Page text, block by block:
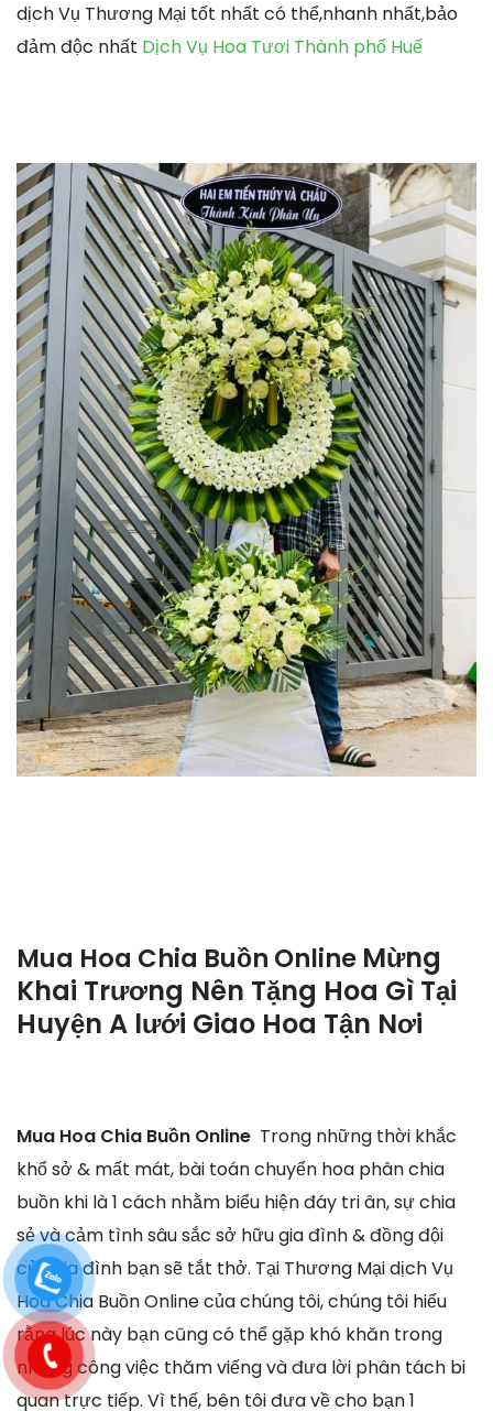
dịch Vụ Thương Mại tốt nhất có thể,nhanh nhất,bảo
đảm độc nhất Dịch Vụ Hoa Tươi Thành phố Huế
Mua Hoa Chia Buồn Online Mừng
Khai Trương Nên Tặng Hoa Gì Tại
Huyện A lưới Giao Hoa Tận Nơi
Mua Hoa Chia Buồn Online Trong những thời khắc
khổ sở & mất mát, bài toán chuyển hoa phân chia
buồn khi là 1 cách nhằm biểu hiện đáy tri ân, sự chia
sẻ và cảm tình sâu sắc sở hữu gia đình & đồng đội
của gia đình bạn sẽ tắt thở. Tại Thương Mại dịch Vụ
Hoa Chia Buồn Online của chúng tôi, chúng tôi hiểu
rằng lúc này bạn cũng có thể gặp khó khăn trong
những công việc thăm viếng và đưa lời phân tách bi
quan trực tiếp. Vì thế, bên tôi đưa về cho bạn 1